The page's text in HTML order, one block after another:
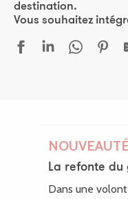
destination.
Vous souhaitez
La refonte du
Dans une